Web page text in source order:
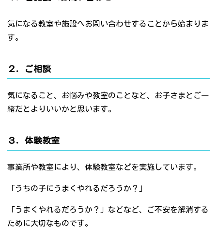
気になる教室や施設へお問い合わせすることから始まりま
す。
２．ご相談
気になること、お悩みや教室のことなど、お子さまとご一
緒だとよりいいかと思います。
３．体験教室
事業所や教室により、体験教室などを実施しています。
「うちの子にうまくやれるだろうか？」
「うまくやれるだろうか？」などなど、ご不安を解消する
ために大切なものです。